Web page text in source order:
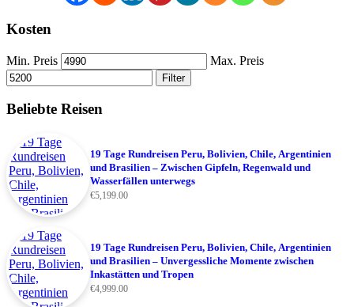
Kosten
Min. Preis Max. Preis
Filter
Beliebte Reisen
19 Tage Rundreisen Peru, Bolivien, Chile, Argentinien
und Brasilien – Zwischen Gipfeln, Regenwald und
Wasserfällen unterwegs
€5,199.00
19 Tage Rundreisen Peru, Bolivien, Chile, Argentinien
und Brasilien – Unvergessliche Momente zwischen
Inkastätten und Tropen
€4,999.00